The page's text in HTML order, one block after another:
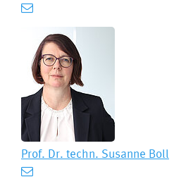
Prof. Dr. techn. Susanne Boll